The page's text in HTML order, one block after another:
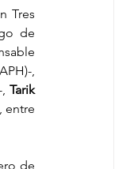
Tres
de
, Tarik
entre
de